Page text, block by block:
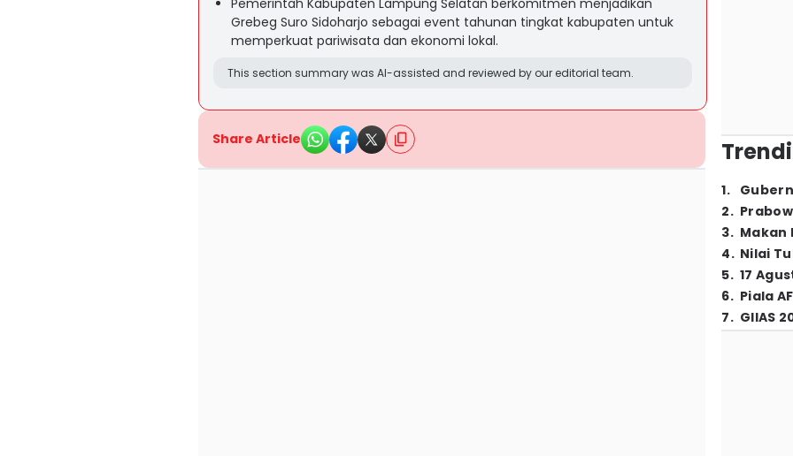
Pemerintah Kabupaten Lampung Selatan berkomitmen menjadikan
Grebeg Suro Sidoharjo sebagai event tahunan tingkat kabupaten untuk
memperkuat pariwisata dan ekonomi lokal.
This section summary was AI-assisted and reviewed by our editorial team.
Share Article
1.
2.
3. Makan
4. Nilai
5. 17
6. Piala
7. GIIAS